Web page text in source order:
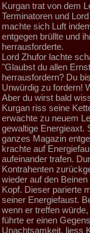
Kurgan trat von dem
Terminatoren und
machte sich Luft
entgegen brüllte und
herrausforderte.
Lord Zhufor lachte
"Glaubst du allen
herrausfordern? Du
Unwürdig zu fordern!
Aber du wirst bald
Kurgan riss seine
erwachte zu neuem
gewaltige Energieaxt.
ganzes Magazin
krachte auf
aufeinander trafen.
Kontrahenten
wieder auf den
Kopf. Dieser parierte
seiner Energiefaust.
wenn er treffen
führte er einen
Unachtsamkeit, liess